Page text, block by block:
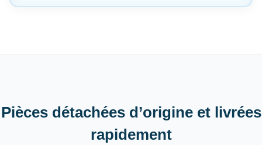
Pièces détachées d’origine et livrées
rapidement